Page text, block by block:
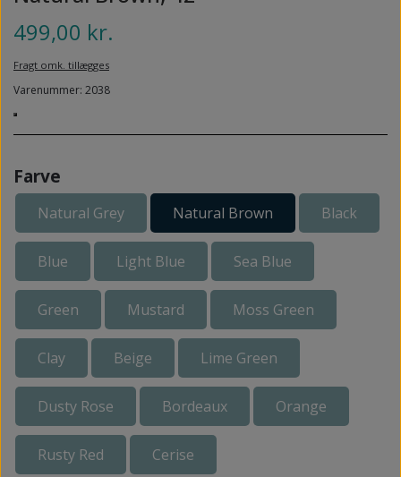
NEDSUNKEN FORFOD
VABLER
REVAMIL
499,00 kr.
Fragt omk. tillægges
Varenummer: 2038
Farve
Natural Grey Natural Brown Black
Blue Light Blue Sea Blue
Green Mustard Moss Green
Clay Beige Lime Green
Dusty Rose Bordeaux Orange
Rusty Red Cerise